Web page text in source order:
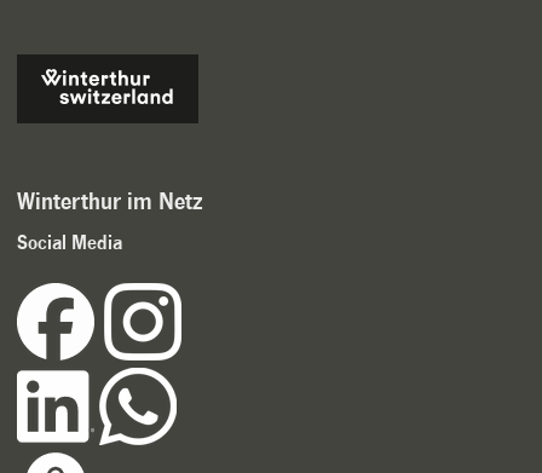
Winterthur im Netz
Social Media